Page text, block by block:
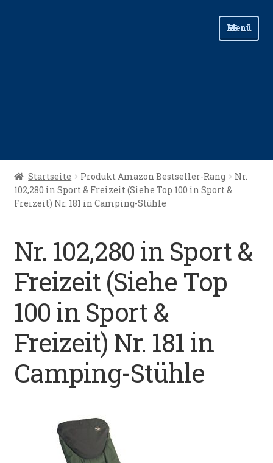
Menü
Start
Angellinks
Angelvideos
Datenschutz
Impressum
Kontakt
Shop
Startseite Produkt Amazon Bestseller-Rang
Nr.
102,280 in Sport & Freizeit (Siehe Top 100 in Sport &
Freizeit) Nr. 181 in Camping-Stühle
Nr. 102,280 in Sport &
Freizeit (Siehe Top
100 in Sport &
Freizeit) Nr. 181 in
Camping-Stühle